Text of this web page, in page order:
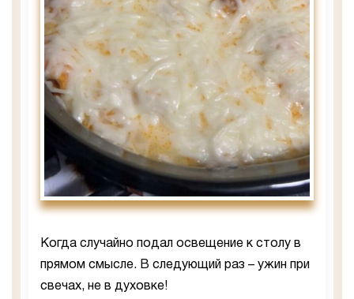
Когда случайно подал освещение к столу в
прямом смысле. В следующий раз – ужин при
свечах, не в духовке!